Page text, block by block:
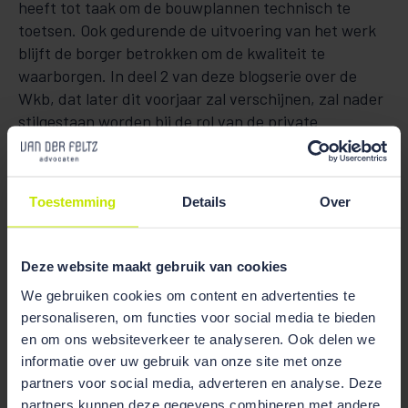
Toestemming Details Over
Deze website maakt gebruik van cookies
We gebruiken cookies om content en advertenties te
personaliseren, om functies voor social media te bieden
en om ons websiteverkeer te analyseren. Ook delen we
informatie over uw gebruik van onze site met onze
partners voor social media, adverteren en analyse. Deze
partners kunnen deze gegevens combineren met andere
heeft tot taak om de bouwplannen technisch te
toetsen. Ook gedurende de uitvoering van het werk
blijft de borger betrokken om de kwaliteit te
waarborgen. In deel 2 van deze blogserie over de
Wkb, dat later dit voorjaar zal verschijnen, zal nader
stilgestaan worden bij de rol van de private
kwaliteitsborger.
De aansprakelijkheid van de aannemer voor gebreken
recht alleen eindigen bij oplevering, indien die
gebreken zijn opgetekend in proces-verbaal. Voor
alle overige gebreken geldt dat de aannemer in
beginsel aansprakelijk is, tenzij de aannemer kan
aantonen dat de gebreken hem niet toegerekend
kunnen worden. Willen zakelijke partijen van het